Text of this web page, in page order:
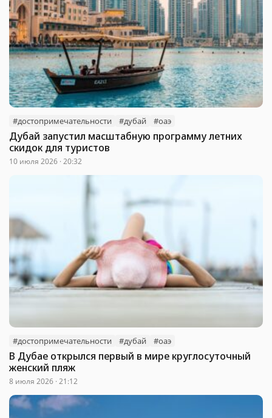
#достопримечательности #дубай #оаэ
Дубай запустил масштабную программу летних
скидок для туристов
10 июля 2026 · 20:32
#достопримечательности #дубай #оаэ
В Дубае открылся первый в мире круглосуточный
женский пляж
8 июля 2026 · 21:12